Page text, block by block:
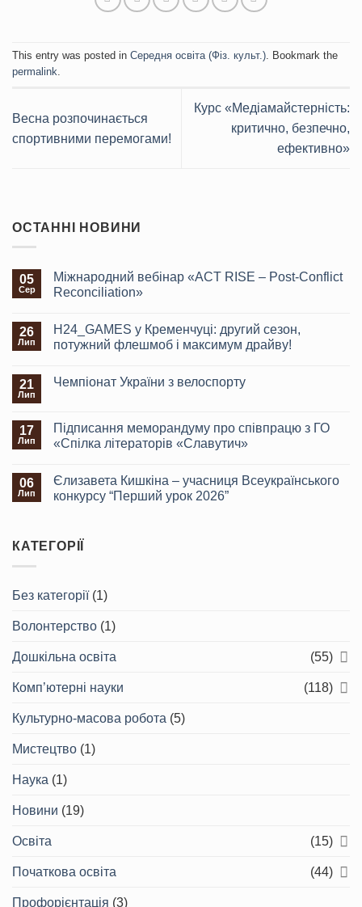
This entry was posted in Середня освіта (Фіз. культ.). Bookmark the
permalink.
Весна розпочинається
спортивними перемогами!
Курс «Медіамайстерність:
критично, безпечно,
ефективно»
ОСТАННІ НОВИНИ
05
Сер
Міжнародний вебінар «ACT RISE – Post-Conflict
Reconciliation»
26
Лип
H24_GAMES у Кременчуці: другий сезон,
потужний флешмоб і максимум драйву!
21
Лип
Чемпіонат України з велоспорту
17
Лип
Підписання меморандуму про співпрацю з ГО
«Спілка літераторів «Славутич»
06
Лип
Єлизавета Кишкіна – учасниця Всеукраїнського
конкурсу “Перший урок 2026”
КАТЕГОРІЇ
Без категорії(1)
Волонтерство (1)
Дошкільна освіта (55)
Комп’ютерні науки (118)
Культурно-масова робота (5)
Мистецтво (1)
Наука (1)
Новини (19)
Освіта (15)
Початкова освіта (44)
Профорієнтація (3)